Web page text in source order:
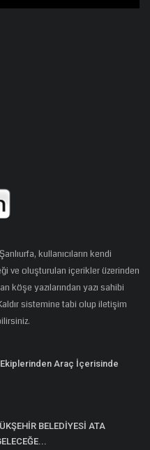
kullanıcıların kendi
ve oluşturulan içerikler üzerinden
köşe yazılarından yazı sahibi
sistemine tabi olup iletişim
Ekiplerinden Araç İçerisinde
BELEDİYESİ ATA